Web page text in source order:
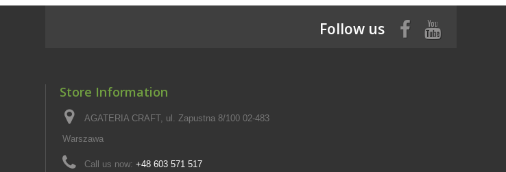
Follow us
Store Information
AGATERIA CRAFT, ul. Zapustna 8/100 02-483
Warszawa
Call us now: +48 603 571 517